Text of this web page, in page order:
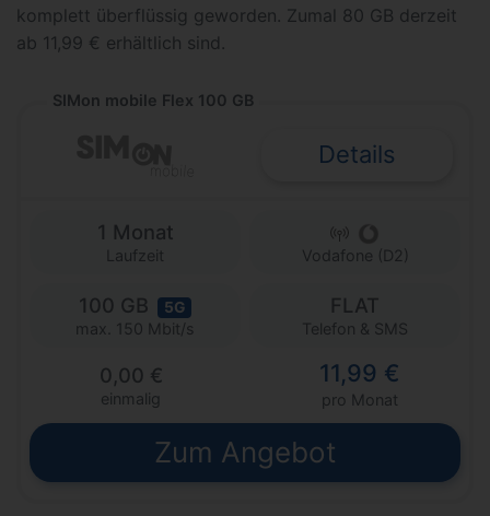
komplett überflüssig geworden. Zumal 80 GB derzeit
ab 11,99 € erhältlich sind.
SIMon mobile Flex 100 GB
Details
1 Monat
Laufzeit Vodafone (D2)
100 GB 5G
max. 150 Mbit/s
FLAT
Telefon & SMS
0,00 €
einmalig
11,99 €
pro Monat
Zum Angebot